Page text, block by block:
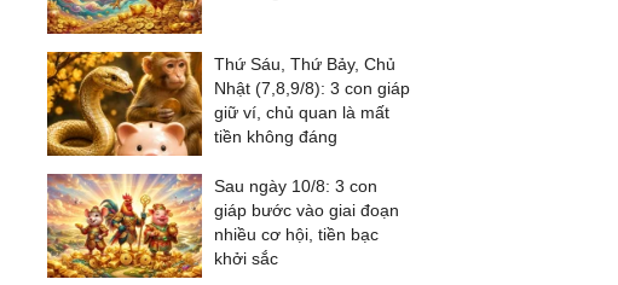
Thứ Sáu, Thứ Bảy, Chủ
Nhật (7,8,9/8): 3 con giáp
giữ ví, chủ quan là mất
tiền không đáng
Sau ngày 10/8: 3 con
giáp bước vào giai đoạn
nhiều cơ hội, tiền bạc
khởi sắc